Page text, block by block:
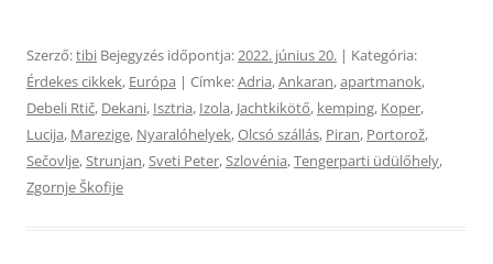
Szerző:tibi Bejegyzés időpontja:2022. június 20. | Kategória:
Érdekes cikkek, Európa | Címke:Adria,Ankaran,apartmanok,
Debeli Rtič, Dekani, Isztria, Izola, Jachtkikötő, kemping, Koper,
Lucija, Marezige, Nyaralóhelyek,Olcsó szállás, Piran, Portorož,
Sečovlje,Strunjan,Sveti Peter,Szlovénia,Tengerparti üdülőhely,
Zgornje Škofije